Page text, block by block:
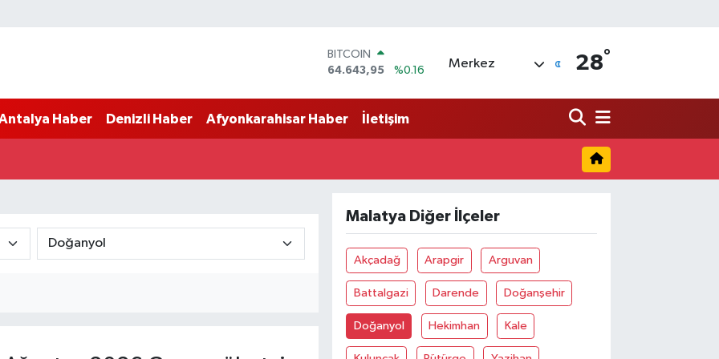
BITCOIN
64.643,95
%0.16
EURO
GRAM ALTIN
BİST100
13.799
%70
Merkez 28°
Haber Denizli Haber Afyonkarahisar Haber İletişim
Malatya Diğer İlçeler
Akçadağ Arapgir Arguvan
Battalgazi Darende Doğanşehir
Doğanyol Hekimhan Kale